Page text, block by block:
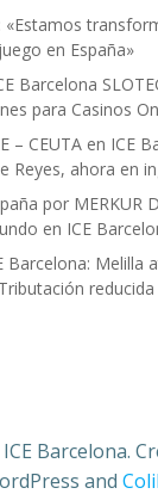
en España»
Barcelona
para Casinos
– CEUTA en ICE
Reyes, ahora en
por MERKUR
en ICE
Barcelona: Melilla
Barcelona.
and